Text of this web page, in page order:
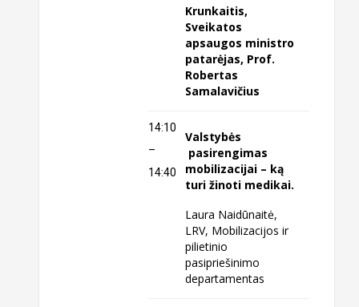
Krunkaitis,
Sveikatos
apsaugos ministro
patarėjas, Prof.
Robertas
Samalavičius
14:10
–
14:40
Valstybės
pasirengimas
mobilizacijai – ką
turi žinoti medikai.
Laura Naidūnaitė,
LRV, Mobilizacijos ir
pilietinio
pasipriešinimo
departamentas